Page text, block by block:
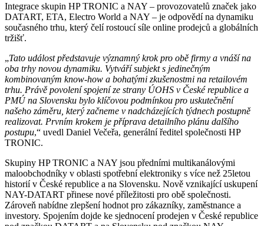
Integrace skupin HP TRONIC a NAY – provozovatelů značek jako
DATART, ETA, Electro World a NAY – je odpovědí na dynamiku
současného trhu, který čelí rostoucí síle online prodejců a globálních
tržišť.
„Tato událost představuje významný krok pro obě firmy a vnáší na
oba trhy novou dynamiku. Vytváří subjekt s jedinečným
kombinovaným know-how a bohatými zkušenostmi na retailovém
trhu. Právě povolení spojení ze strany ÚOHS v České republice a
PMÚ na Slovensku bylo klíčovou podmínkou pro uskutečnění
našeho záměru, který začneme v nadcházejících týdnech postupně
realizovat. Prvním krokem je příprava detailního plánu dalšího
postupu,“ uvedl Daniel Večeřa, generální ředitel společnosti HP
TRONIC.
Skupiny HP TRONIC a NAY jsou předními multikanálovými
maloobchodníky v oblasti spotřební elektroniky s více než 25letou
historií v České republice a na Slovensku. Nově vznikající uskupení
NAY-DATART přinese nové příležitosti pro obě společnosti.
Zároveň nabídne zlepšení hodnot pro zákazníky, zaměstnance a
investory. Spojením dojde ke sjednocení prodejen v České republice